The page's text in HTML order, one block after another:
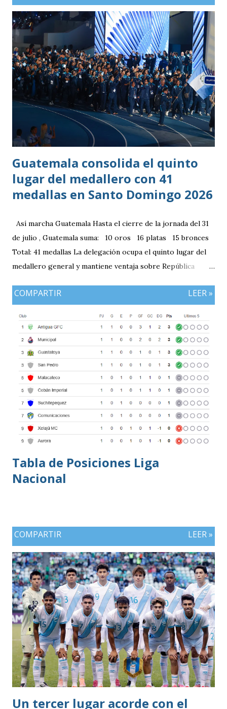
Guatemala consolida el quinto
lugar del medallero con 41
medallas en Santo Domingo 2026
Así marcha Guatemala Hasta el cierre de la jornada del 31
de julio , Guatemala suma: 10 oros 16 platas 15 bronces
Total: 41 medallas La delegación ocupa el quinto lugar del
medallero general y mantiene ventaja sobre República
plata, aunque ambos países registran el mismo número de
COMPARTIR LEER »
Tabla de Posiciones Liga
Nacional
COMPARTIR LEER »
Un tercer lugar acorde con el